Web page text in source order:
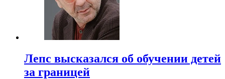
Лепс высказался об обучении детей
за границей